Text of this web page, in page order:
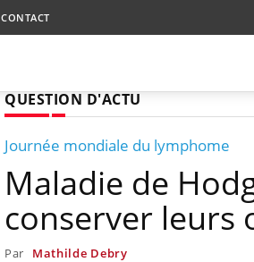
CONTACT
QUESTION D'ACTU
Journée mondiale du lymphome
Maladie de
conserver leurs
Par Mathilde Debry